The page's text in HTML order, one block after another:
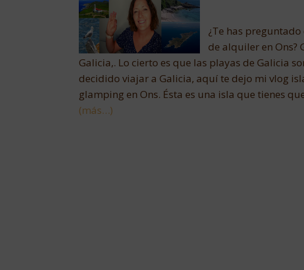
¿Te has
de alquiler en Ons?
Galicia,. Lo cierto es que las playas de Galicia
decidido viajar a Galicia, aquí te dejo mi vlog
glamping en Ons. Ésta es una isla que tienes
(más…)